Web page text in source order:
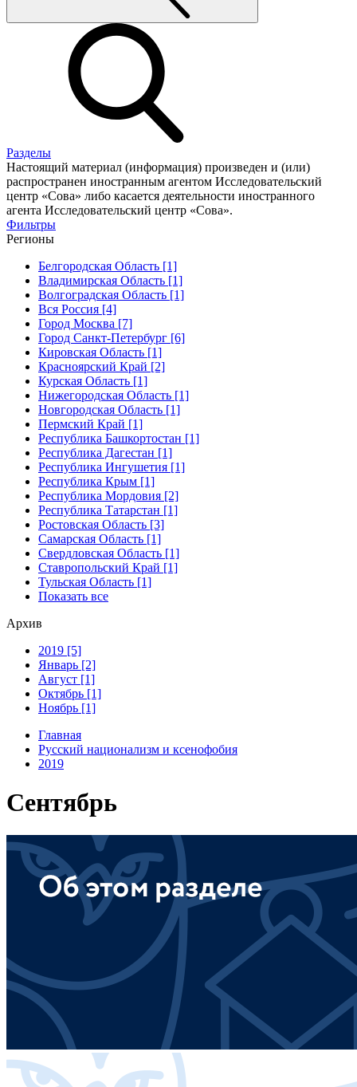
Разделы
Настоящий материал (информация) произведен и (или)
распространен иностранным агентом Исследовательский
центр «Сова» либо касается деятельности иностранного
агента Исследовательский центр «Сова».
Фильтры
Регионы
Белгородская Область [1]
Владимирская Область [1]
Волгоградская Область [1]
Вся Россия [4]
Город Москва [7]
Город Санкт-Петербург [6]
Кировская Область [1]
Красноярский Край [2]
Курская Область [1]
Нижегородская Область [1]
Новгородская Область [1]
Пермский Край [1]
Республика Башкортостан [1]
Республика Дагестан [1]
Республика Ингушетия [1]
Республика Крым [1]
Республика Мордовия [2]
Республика Татарстан [1]
Ростовская Область [3]
Самарская Область [1]
Свердловская Область [1]
Ставропольский Край [1]
Тульская Область [1]
Показать все
Архив
2019 [5]
Январь [2]
Август [1]
Октябрь [1]
Ноябрь [1]
Главная
Русский национализм и ксенофобия
2019
Сентябрь